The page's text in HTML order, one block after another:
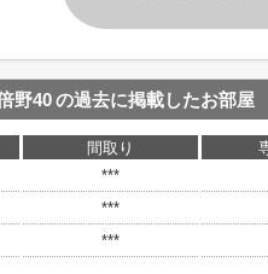
野40の過去に掲載したお部屋
間取り
***
***
***